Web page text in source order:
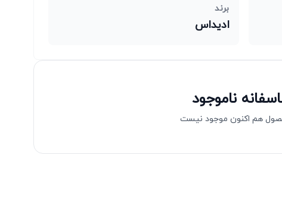
برند
ادیداس
ناموجود
هم اکنون موجود نیست